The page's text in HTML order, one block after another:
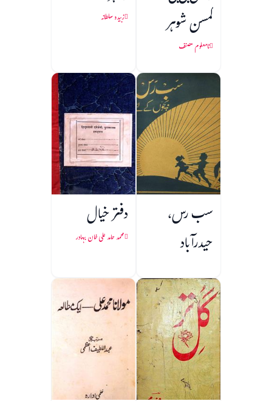
کمسن شوہر
نامعلوم مصنف
زبیدہ سلطانہ
سب رس،
حیدرآباد
دفتر خیال
محمد حامد علی خان بہادر